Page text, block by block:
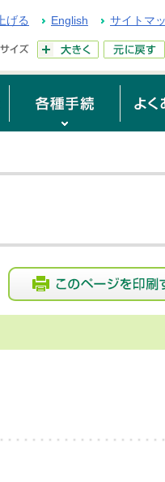
げる English サイトマ